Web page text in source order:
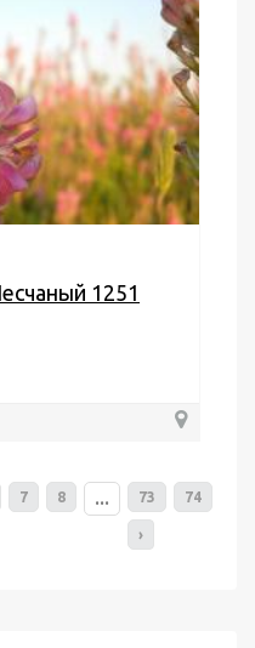
1251
7 8 ... 73 74
›